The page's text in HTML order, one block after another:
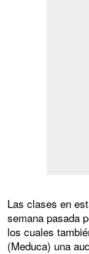
Las clases en
semana pasada
los cuales
(Meduca) una